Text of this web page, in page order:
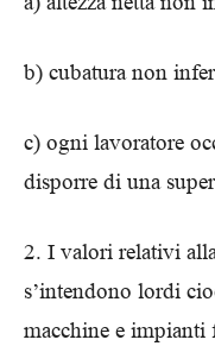
b) cubatura non
c) ogni lavoratore
disporre di una
2. I valori relativi
s’intendono lordi
macchine e impianti